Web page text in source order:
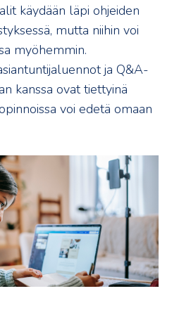
käydään läpi ohjeiden
mutta niihin voi
myöhemmin.
ja Q&A-
kanssa ovat tiettyinä
voi edetä omaan